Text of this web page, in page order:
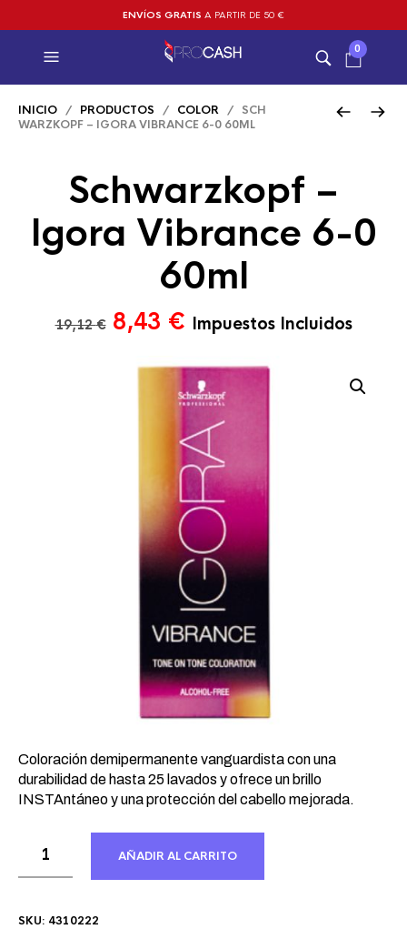
ENVÍOS GRATIS A PARTIR DE 50 €
0
INICIO / PRODUCTOS / COLOR / SCH
WARZKOPF – IGORA VIBRANCE 6-0 60ML
Schwarzkopf –
Igora Vibrance 6-0
60ml
19,12€ El
original
19,12 €.
8,43 €El
precio
actual
es:
8,43 €.
Impuestos Incluidos
Coloración demipermanente vanguardista con una
durabilidad de hasta 25 lavados y ofrece un brillo
INSTAntáneo y una protección del cabello mejorada.
AÑADIR AL CARRITO
SKU: 4310222